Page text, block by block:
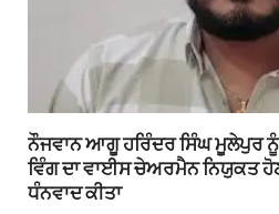
ਨੌਜਵਾਨ ਆਗੂ ਹਰਿੰਦਰ ਸਿੰਘ ਮੂਲੇਪੁਰ ਨੂੰ
ਵਿੰਗ ਦਾ ਵਾਈਸ ਚੇਅਰਮੈਨ ਨਿਯੁਕਤ
ਧੰਨਵਾਦ ਕੀਤਾ